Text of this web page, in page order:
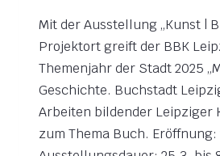
Mit der Ausstellung „Kunst |
Projektort greift der BBK
Themenjahr der Stadt 2025
Geschichte. Buchstadt
Arbeiten bildender Leipziger
zum Thema Buch. Eröffnung: